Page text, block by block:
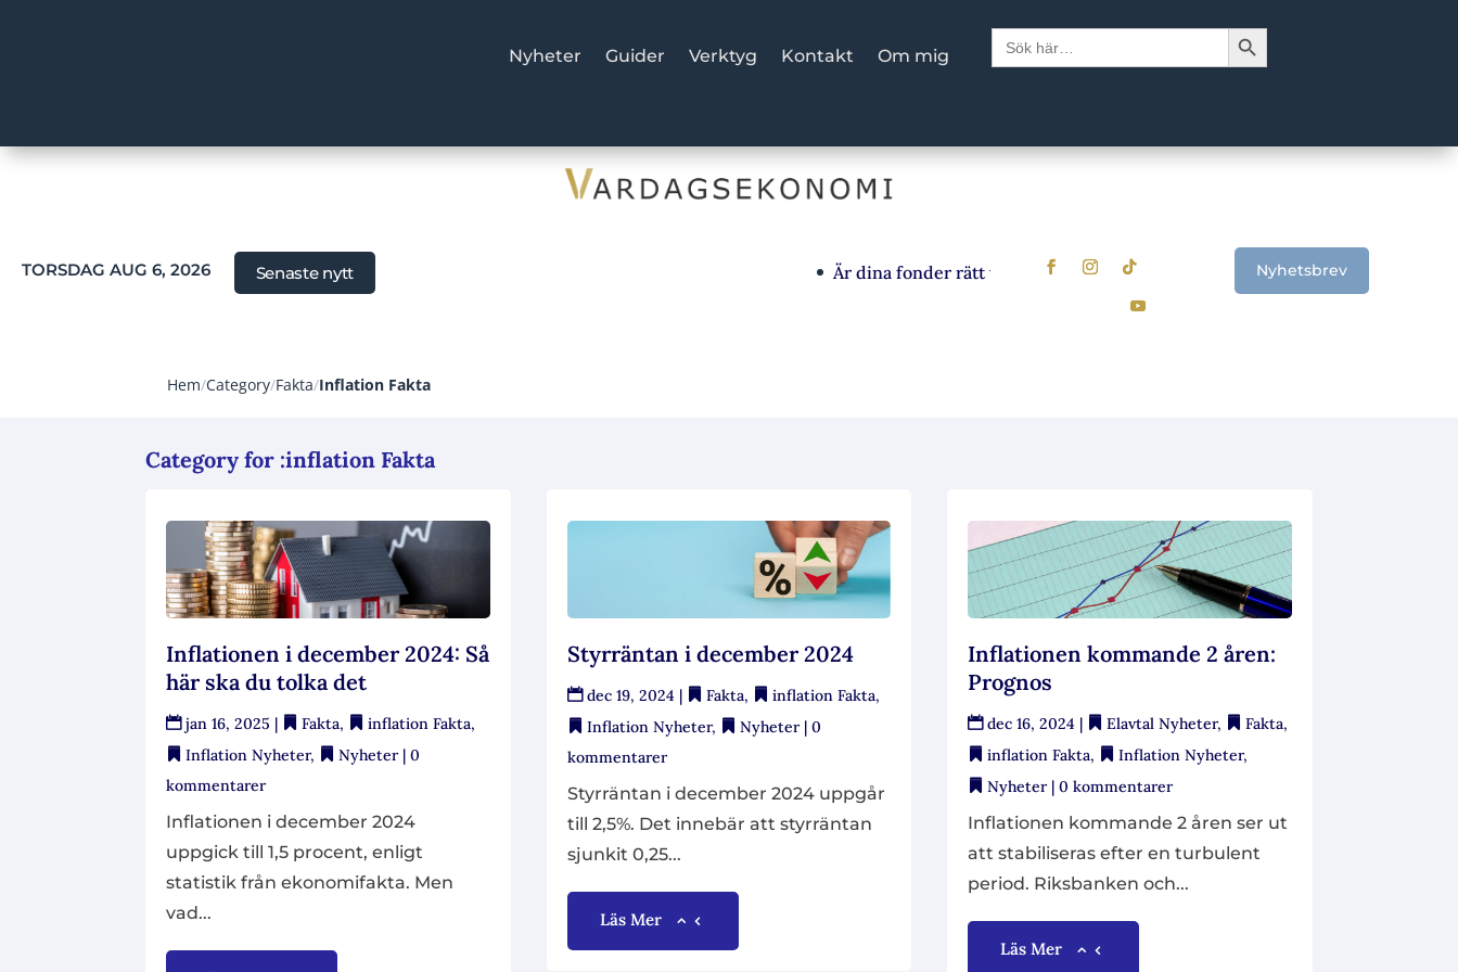
Nyheter Guider Verktyg Kontakt Om mig
Sök
efter:
Sökknapp
TORSDAG AUG 6, 2026 Senaste nytt Är dina fonder rätt val? Signalerna som visar när det är dags att se över
Nyhetsbrev
Hem/Category/Fakta/Inflation Fakta
Category for :inflation Fakta
Inflationen i december 2024: Så
här ska du tolka det
jan 16, 2025 | Fakta, inflation Fakta,
Inflation Nyheter, Nyheter| 0
kommentarer
Inflationen i december 2024
uppgick till 1,5 procent, enligt
statistik från ekonomifakta. Men
vad...
Styrräntan i december 2024
dec 19, 2024 | Fakta, inflation Fakta,
Inflation Nyheter, Nyheter| 0
kommentarer
Styrräntan i december 2024 uppgår
till 2,5%. Det innebär att styrräntan
sjunkit 0,25...
Läs Mer
Inflationen kommande 2 åren:
Prognos
dec 16, 2024 | Elavtal Nyheter, Fakta,
inflation Fakta, Inflation Nyheter,
Nyheter| 0 kommentarer
Inflationen kommande 2 åren ser ut
att stabiliseras efter en turbulent
period. Riksbanken och...
Läs Mer